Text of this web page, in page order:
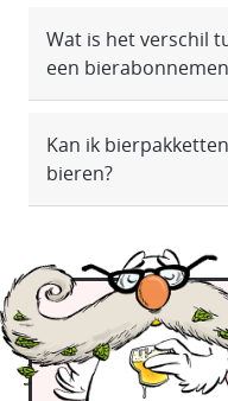
Wat is het verschil
een
Kan ik
bieren?